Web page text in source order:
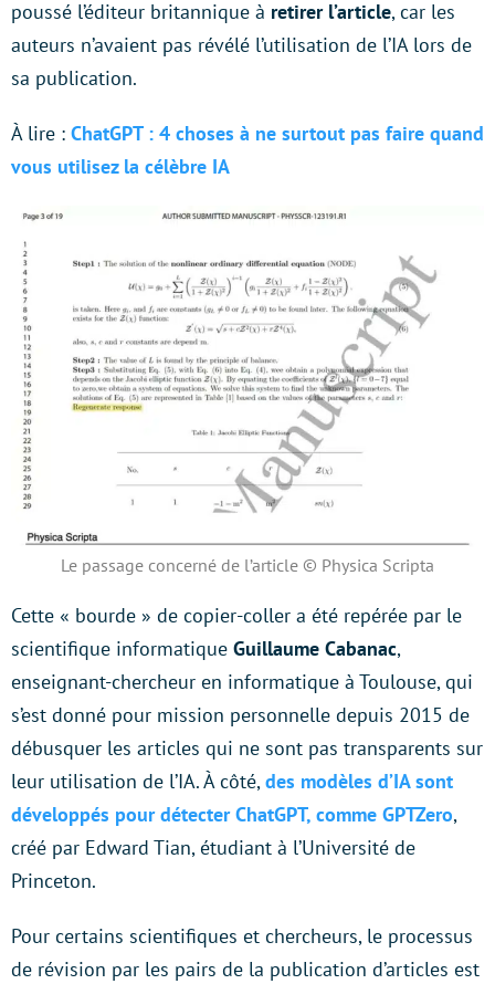
poussé l’éditeur britannique à retirer l’article, car les
auteurs n’avaient pas révélé l’utilisation de l’IA lors de
sa publication.
À lire : ChatGPT : 4 choses à ne surtout pas faire quand
vous utilisez la célèbre IA
Le passage concerné de l’article © Physica Scripta
Cette « bourde » de copier-coller a été repérée par le
scientifique informatique Guillaume Cabanac,
enseignant-chercheur en informatique à Toulouse, qui
s’est donné pour mission personnelle depuis 2015 de
débusquer les articles qui ne sont pas transparents sur
leur utilisation de l’IA. À côté,des modèles d’IA sont
développés pour détecter ChatGPT, comme GPTZero,
créé par Edward Tian, ​​étudiant à l’Université de
Princeton.
Pour certains scientifiques et chercheurs, le processus
de révision par les pairs de la publication d’articles est